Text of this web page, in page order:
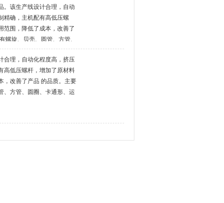
。该生产线设计合理，自动
精确，主机配有高低压螺
范围，降低了成本，改善了
螺旋、贝壳、圆管、方管、
。
合理，自动化程度高，挤压
高低压螺杆，增加了原材料
，改善了产品 的品质。主要
、方管、圆圈、卡通形、运